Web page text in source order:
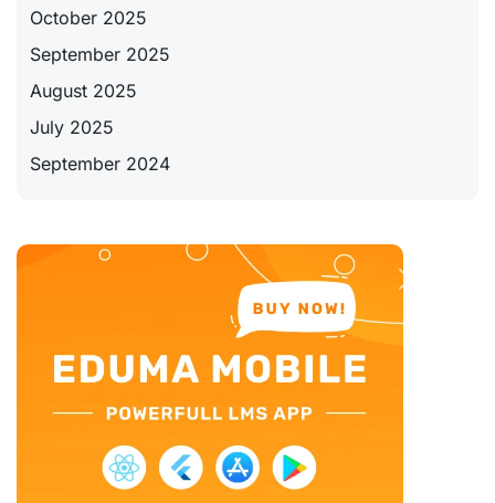
October 2025
September 2025
August 2025
July 2025
September 2024